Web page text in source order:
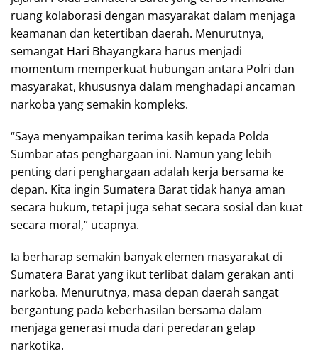
ruang kolaborasi dengan masyarakat dalam menjaga
keamanan dan ketertiban daerah. Menurutnya,
semangat Hari Bhayangkara harus menjadi
momentum memperkuat hubungan antara Polri dan
masyarakat, khususnya dalam menghadapi ancaman
narkoba yang semakin kompleks.
“Saya menyampaikan terima kasih kepada Polda
Sumbar atas penghargaan ini. Namun yang lebih
penting dari penghargaan adalah kerja bersama ke
depan. Kita ingin Sumatera Barat tidak hanya aman
secara hukum, tetapi juga sehat secara sosial dan kuat
secara moral,” ucapnya.
Ia berharap semakin banyak elemen masyarakat di
Sumatera Barat yang ikut terlibat dalam gerakan anti
narkoba. Menurutnya, masa depan daerah sangat
bergantung pada keberhasilan bersama dalam
menjaga generasi muda dari peredaran gelap
narkotika.